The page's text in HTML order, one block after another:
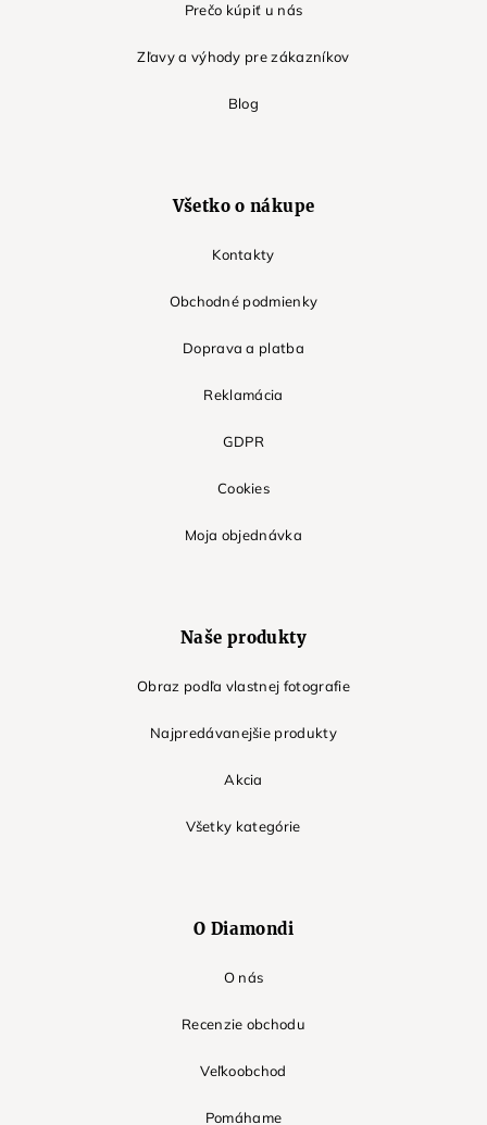
Prečo kúpiť u nás
Zľavy a výhody pre zákazníkov
Blog
Všetko o nákupe
Kontakty
Obchodné podmienky
Doprava a platba
Reklamácia
GDPR
Cookies
Moja objednávka
Naše produkty
Obraz podľa vlastnej fotografie
Najpredávanejšie produkty
Akcia
Všetky kategórie
O Diamondi
O nás
Recenzie obchodu
Veľkoobchod
Pomáhame